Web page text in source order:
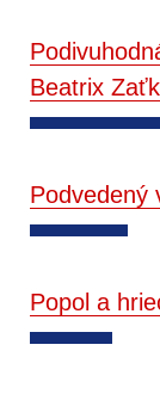
Beatrix
Podvedený
Popol a